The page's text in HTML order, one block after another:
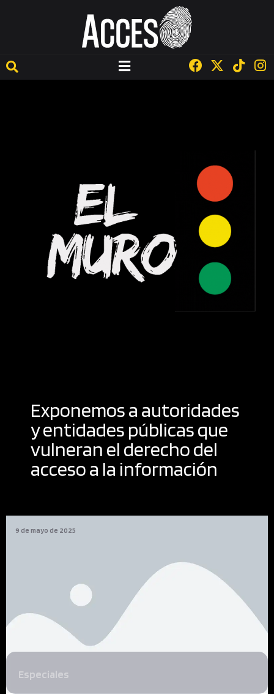
Exponemos a autoridades
y entidades públicas que
vulneran el derecho del
acceso a la información
9 de mayo de 2025
Especiales